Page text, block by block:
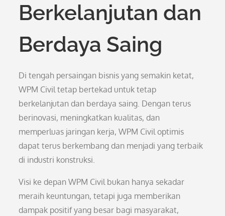
Berkelanjutan dan
Berdaya Saing
Di tengah persaingan bisnis yang semakin ketat,
WPM Civil tetap bertekad untuk tetap
berkelanjutan dan berdaya saing. Dengan terus
berinovasi, meningkatkan kualitas, dan
memperluas jaringan kerja, WPM Civil optimis
dapat terus berkembang dan menjadi yang terbaik
di industri konstruksi.
Visi ke depan WPM Civil bukan hanya sekadar
meraih keuntungan, tetapi juga memberikan
dampak positif yang besar bagi masyarakat,